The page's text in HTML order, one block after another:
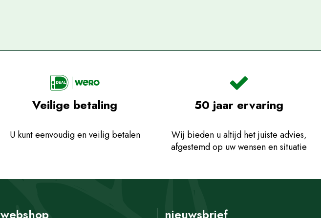
Veilige betaling
U kunt eenvoudig en veilig betalen
50 jaar ervaring
Wij bieden u altijd het juiste advies,
afgestemd op uw wensen en situatie
webshop nieuwsbrief